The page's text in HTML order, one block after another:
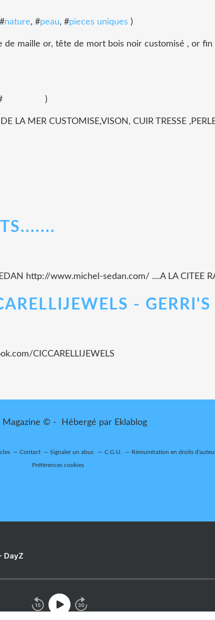
nature, #peau, #pieces uniques )
de maille or, tête de mort bois noir customisé , or
)
LA MER CUSTOMISE,VISON, CUIR TRESSE
http://www.michel-sedan.com/ ....A LA CITEE
- GERRI'S
CICCARELLIJEWELS
Magazine © - Hébergé par Eklablog
Contact Signaler un abus C.G.U. Rémunération en droits
Préférences cookies
DayZ